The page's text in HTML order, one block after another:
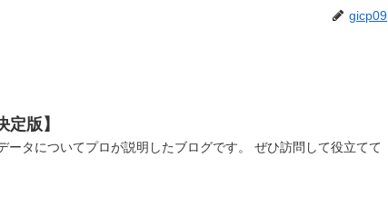
gicp09
版】
ータについてプロが説明したブログです。 ぜひ訪問して役立てて